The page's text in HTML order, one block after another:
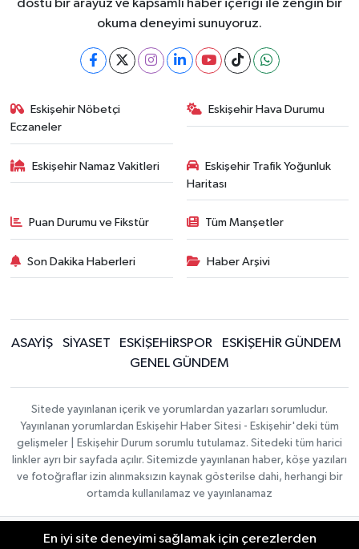
dostu bir arayüz ve kapsamlı haber içeriği ile zengin bir
okuma deneyimi sunuyoruz.
Eskişehir Nöbetçi
Eczaneler
Eskişehir Hava Durumu
Eskişehir Namaz Vakitleri
Eskişehir Trafik Yoğunluk
Haritası
Puan Durumu ve Fikstür Tüm Manşetler
Son Dakika Haberleri Haber Arşivi
ASAYİŞ SİYASET ESKİŞEHİRSPOR
ESKİŞEHİR GÜNDEM
GENEL GÜNDEM
Sitede yayınlanan içerik ve yorumlardan yazarları sorumludur.
Yayınlanan yorumlardan Eskişehir Haber Sitesi - Eskişehir'deki tüm
gelişmeler | Eskişehir Durum sorumlu tutulamaz. Sitedeki tüm harici
linkler ayrı bir sayfada açılır. Sitemizde yayınlanan haber, köşe yazıları
ve fotoğraflar izin alınmaksızın kaynak gösterilse dahi, herhangi bir
ortamda kullanılamaz ve yayınlanamaz
Gizlilik Sözleşmesi
Hakkımızda
Haber Yazılımı:
En iyi site deneyimi sağlamak için çerezlerden